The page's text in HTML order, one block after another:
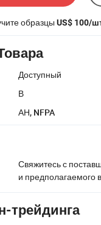
образцы US$ 100/
Доступный
В
АН, NFPA
Свяжитесь с
и предполагаемого
трейдинга